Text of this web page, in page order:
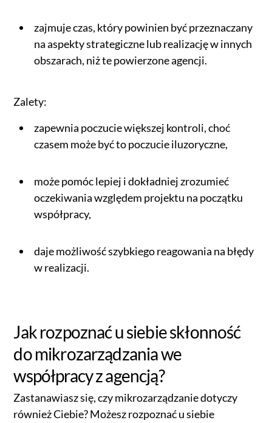
zajmuje czas, który powinien być przeznaczany
na aspekty strategiczne lub realizację w innych
obszarach, niż te powierzone agencji.
Zalety:
zapewnia poczucie większej kontroli, choć
czasem może być to poczucie iluzoryczne,
może pomóc lepiej i dokładniej zrozumieć
oczekiwania względem projektu na początku
współpracy,
daje możliwość szybkiego reagowania na błędy
w realizacji.
Jak rozpoznać u siebie skłonność
do mikrozarządzania we
współpracy z agencją?
Zastanawiasz się, czy mikrozarządzanie dotyczy
również Ciebie? Możesz rozpoznać u siebie